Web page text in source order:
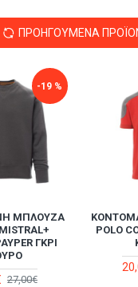
ΠΡΟΗΓΟΎΜΕΝΑ
-19 %
ΜΠΛΟΎΖΑ
ΓΚΡΙ
27,00€
POLO